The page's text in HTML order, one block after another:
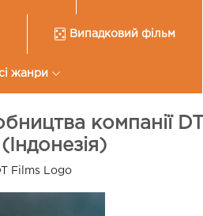
Випадковий фільм
жанри
компанії